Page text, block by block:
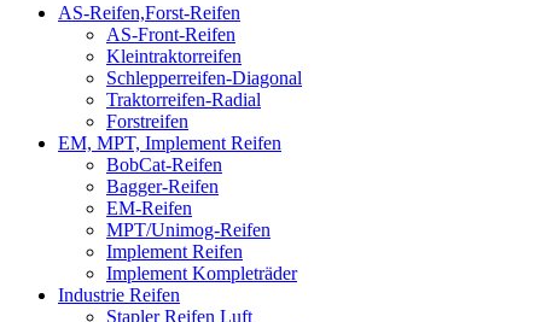
AS-Reifen,Forst-Reifen
AS-Front-Reifen
Kleintraktorreifen
Schlepperreifen-Diagonal
Traktorreifen-Radial
Forstreifen
EM, MPT, Implement Reifen
BobCat-Reifen
Bagger-Reifen
EM-Reifen
MPT/Unimog-Reifen
Implement Reifen
Implement Kompleträder
Industrie Reifen
Stapler Reifen Luft